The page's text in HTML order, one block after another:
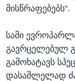
მისწრაფებებს“.
სამი
გავრცელებულ
გამოხატავს
დასაშლელად